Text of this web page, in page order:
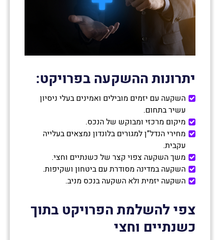
יתרונות ההשקעה בפרויקט:
השקעה עם יזמים מובילים ואמינים בעלי ניסיון
עשיר בתחום.
מיקום מרכזי ומבוקש של הנכס.
מחירי הנדל”ן למגורים בלונדון נמצאים בעלייה
עקבית.
משך השקעה צפוי קצר של כשנתיים וחצי.
השקעה במדינה מסודרת עם ביטחון ושקיפות.
השקעה יזמית ולא השקעה בנכס מניב.
צפי להשלמת הפרויקט בתוך
כשנתיים וחצי
Loading...
אנא השאירו פרטים:
מאשר/ת הצטרפות לרשימת דיוור לקבלת חדשות
ועדכונים